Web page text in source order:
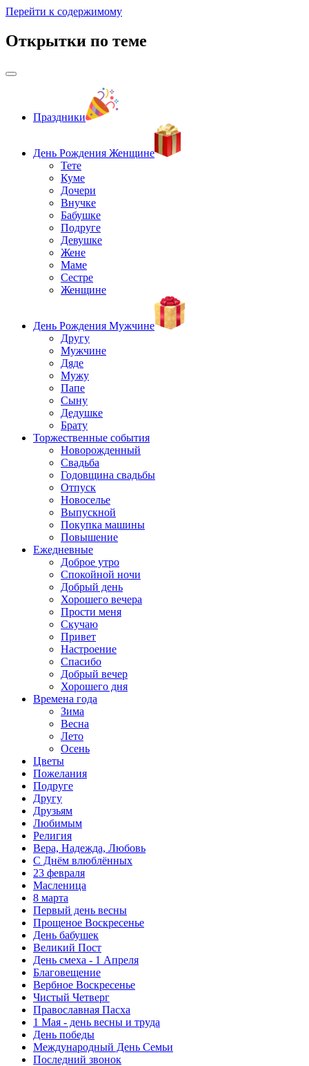
Перейти к содержимому
Открытки по теме
Праздники
День Рождения Женщине
Тете
Куме
Дочери
Внучке
Бабушке
Подруге
Девушке
Жене
Маме
Сестре
Женщине
День Рождения Мужчине
Другу
Мужчине
Дяде
Мужу
Папе
Сыну
Дедушке
Брату
Торжественные события
Новорожденный
Свадьба
Годовщина свадьбы
Отпуск
Новоселье
Выпускной
Покупка машины
Повышение
Ежедневные
Доброе утро
Спокойной ночи
Добрый день
Хорошего вечера
Прости меня
Скучаю
Привет
Настроение
Спасибо
Добрый вечер
Хорошего дня
Времена года
Зима
Весна
Лето
Осень
Цветы
Пожелания
Подруге
Другу
Друзьям
Любимым
Религия
Вера, Надежда, Любовь
С Днём влюблённых
23 февраля
Масленица
8 марта
Первый день весны
Прощеное Воскресенье
День бабушек
Великий Пост
День смеха - 1 Апреля
Благовещение
Вербное Воскресенье
Чистый Четверг
Православная Пасха
1 Мая - день весны и труда
День победы
Международный День Семьи
Последний звонок